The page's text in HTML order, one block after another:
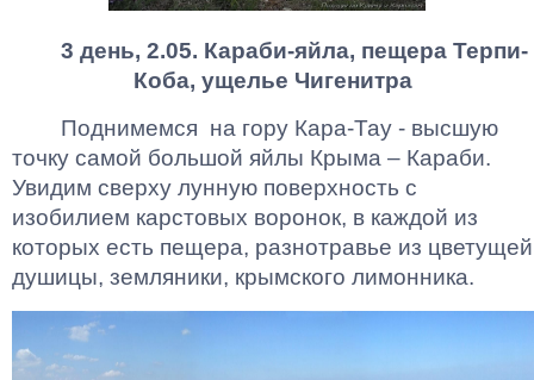
3 день, 2.05. Караби-яйла, пещера Терпи-
Коба, ущелье Чигенитра
Поднимемся на гору Кара-Тау - высшую
точку самой большой яйлы Крыма – Караби.
Увидим сверху лунную поверхность с
изобилием карстовых воронок, в каждой из
которых есть пещера, разнотравье из цветущей
душицы, земляники, крымского лимонника.